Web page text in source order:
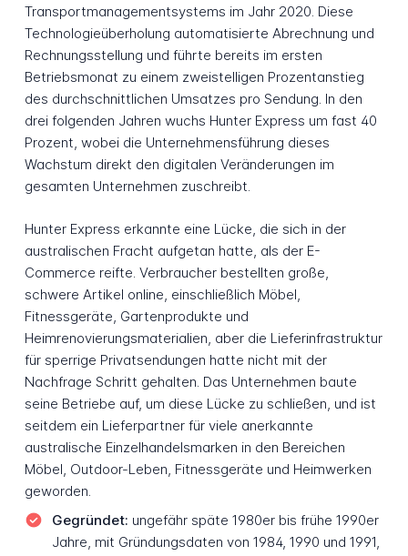
Transportmanagementsystems im Jahr 2020. Diese
Technologieüberholung automatisierte Abrechnung und
Rechnungsstellung und führte bereits im ersten
Betriebsmonat zu einem zweistelligen Prozentanstieg
des durchschnittlichen Umsatzes pro Sendung. In den
drei folgenden Jahren wuchs Hunter Express um fast 40
Prozent, wobei die Unternehmensführung dieses
Wachstum direkt den digitalen Veränderungen im
gesamten Unternehmen zuschreibt.
Hunter Express erkannte eine Lücke, die sich in der
australischen Fracht aufgetan hatte, als der E-
Commerce reifte. Verbraucher bestellten große,
schwere Artikel online, einschließlich Möbel,
Fitnessgeräte, Gartenprodukte und
Heimrenovierungsmaterialien, aber die Lieferinfrastruktur
für sperrige Privatsendungen hatte nicht mit der
Nachfrage Schritt gehalten. Das Unternehmen baute
seine Betriebe auf, um diese Lücke zu schließen, und ist
seitdem ein Lieferpartner für viele anerkannte
australische Einzelhandelsmarken in den Bereichen
Möbel, Outdoor-Leben, Fitnessgeräte und Heimwerken
geworden.
Gegründet: ungefähr späte 1980er bis frühe 1990er
Jahre, mit Gründungsdaten von 1984, 1990 und 1991,